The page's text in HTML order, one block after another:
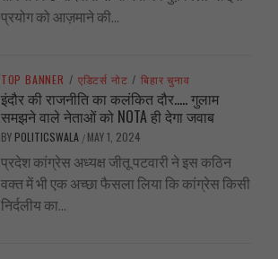
प्रयोग को आज़माने की...
TOP BANNER / एडिटर्स नोट / बिहार चुनाव
इंदौर की राजनीति का कलंकित दौर….. गुलाम
समझने वाले नेताओं को NOTA ही देगा जवाब
BY POLITICSWALA / MAY 1, 2024
प्रदेश कांग्रेस अध्यक्ष जीतू पटवारी ने इस कठिन
वक्त में भी एक अच्छा फैसला लिया कि कांग्रेस किसी
निर्दलीय का...